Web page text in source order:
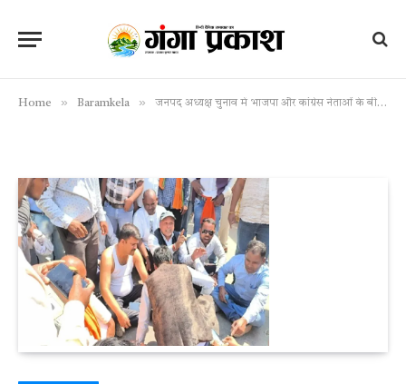
Home » Baramkela » जनपद अध्यक्ष चुनाव में भाजपा और कांग्रेस नेताओं के बीच झड़प